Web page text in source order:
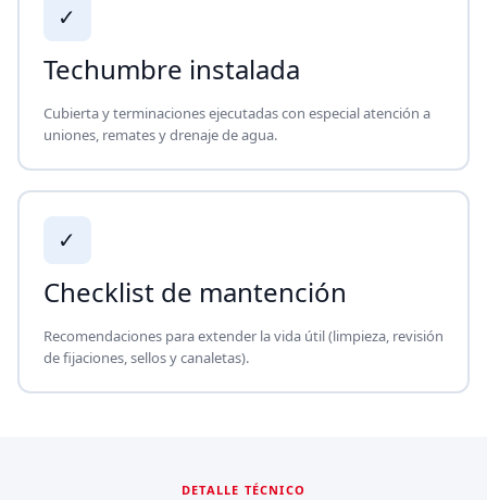
✓
Techumbre instalada
Cubierta y terminaciones ejecutadas con especial atención a
uniones, remates y drenaje de agua.
✓
Checklist de mantención
Recomendaciones para extender la vida útil (limpieza, revisión
de fijaciones, sellos y canaletas).
DETALLE TÉCNICO